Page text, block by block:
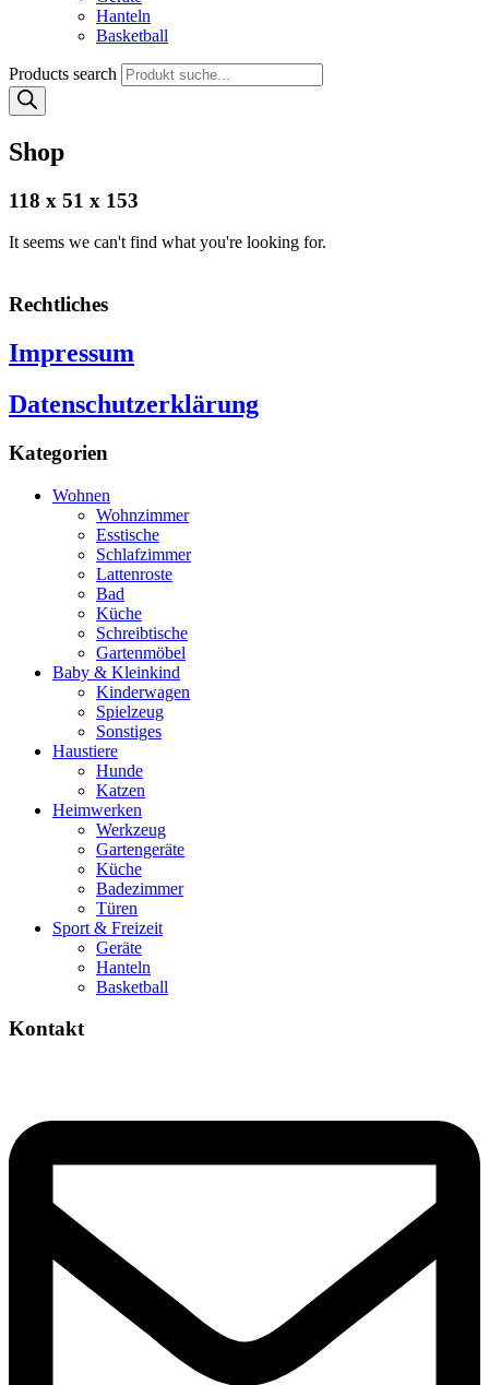
Hanteln
Basketball
Products search
Shop
118 x 51 x 153
It seems we can't find what you're looking for.
Rechtliches
Impressum
Datenschutzerklärung
Kategorien
Wohnen
Wohnzimmer
Esstische
Schlafzimmer
Lattenroste
Bad
Küche
Schreibtische
Gartenmöbel
Baby & Kleinkind
Kinderwagen
Spielzeug
Sonstiges
Haustiere
Hunde
Katzen
Heimwerken
Werkzeug
Gartengeräte
Küche
Badezimmer
Türen
Sport & Freizeit
Geräte
Hanteln
Basketball
Kontakt